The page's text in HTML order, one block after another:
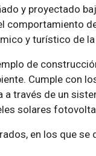
y proyectado
comportamiento
y turístico de
de
Cumple con
través de un
solares
en los que